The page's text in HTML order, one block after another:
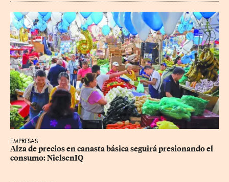
EMPRESAS
Alza de precios en canasta básica seguirá presionando el
consumo: NielsenIQ